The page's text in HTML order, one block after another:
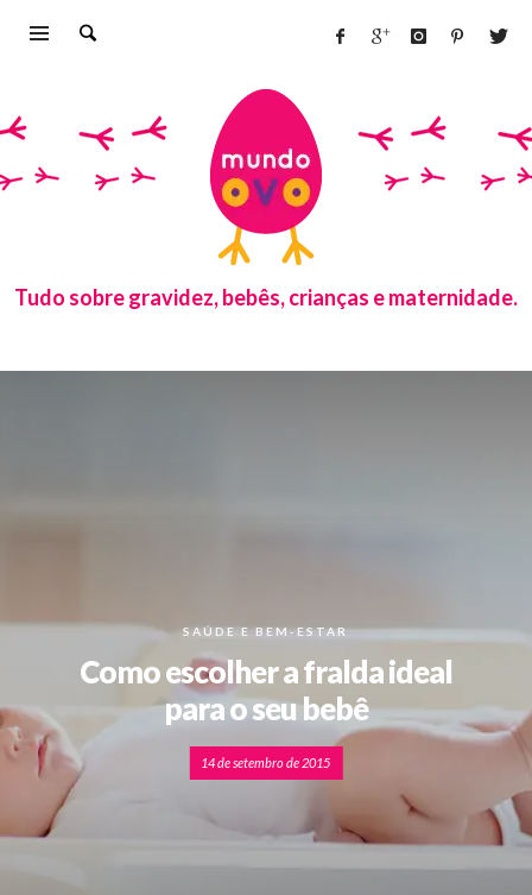
Tudo sobre gravidez, bebês, crianças e maternidade.
SAÚDE E BEM-ESTAR
Como escolher a fralda ideal
para o seu bebê
14 de setembro de 2015